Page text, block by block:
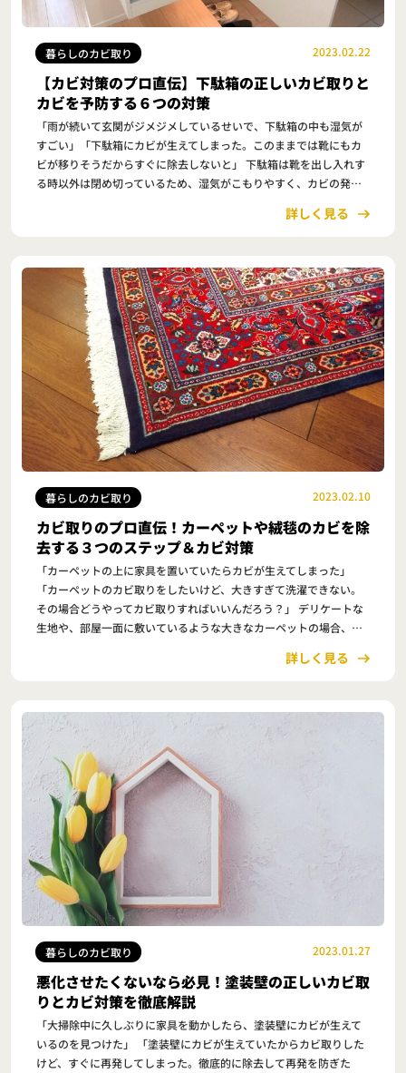
暮らしのカビ取り 2023.02.22
【カビ対策のプロ直伝】下駄箱の正しいカビ取りと
カビを予防する６つの対策
「雨が続いて玄関がジメジメしているせいで、下駄箱の中も湿気が
すごい」「下駄箱にカビが生えてしまった。このままでは靴にもカ
ビが移りそうだからすぐに除去しないと」 下駄箱は靴を出し入れす
る時以外は閉め切っているため、湿気がこもりやすく、カビの発生
詳しく見る
暮らしのカビ取り 2023.02.10
カビ取りのプロ直伝！カーペットや絨毯のカビを除
去する３つのステップ＆カビ対策
「カーペットの上に家具を置いていたらカビが生えてしまった」
「カーペットのカビ取りをしたいけど、大きすぎて洗濯できない。
その場合どうやってカビ取りすればいいんだろう？」 デリケートな
生地や、部屋一面に敷いているような大きなカーペットの場合、カ
詳しく見る
暮らしのカビ取り 2023.01.27
悪化させたくないなら必見！塗装壁の正しいカビ取
りとカビ対策を徹底解説
「大掃除中に久しぶりに家具を動かしたら、塗装壁にカビが生えて
いるのを見つけた」 「塗装壁にカビが生えていたからカビ取りした
けど、すぐに再発してしまった。徹底的に除去して再発を防ぎた